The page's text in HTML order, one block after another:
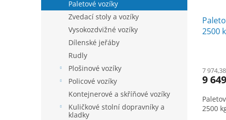
Paletové vozíky
Zvedací stoly a vozíky
Vysokozdvižné vozíky
Dílenské jeřáby
Rudly
Plošinové vozíky
Policové vozíky
Kontejnerové a skříňové vozíky
Kuličkové stolní dopravníky a
kladky
2500
7
9
2500